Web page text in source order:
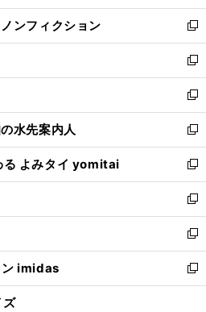
開
く
ウ
で
開
く
ン
ド
ウ
で
開
く
ウ
ィ
ン
ド
ウ
で
開
く
ンフィクション
新
し
い
ウ
ィ
ン
ド
ウ
で
開
く
新
し
い
ウ
ィ
ン
ド
ウ
で
開
く
新
し
い
ウ
ィ
ン
ド
ウ
で
開
く
水先案内人
新
し
い
ウ
ィ
ン
ド
ウ
で
開
る よみタイ yomitai
新
し
い
ウ
ィ
ン
ド
ウ
新
し
い
ウ
ィ
ン
新
し
い
ウ
ン imidas
新
し
ズ